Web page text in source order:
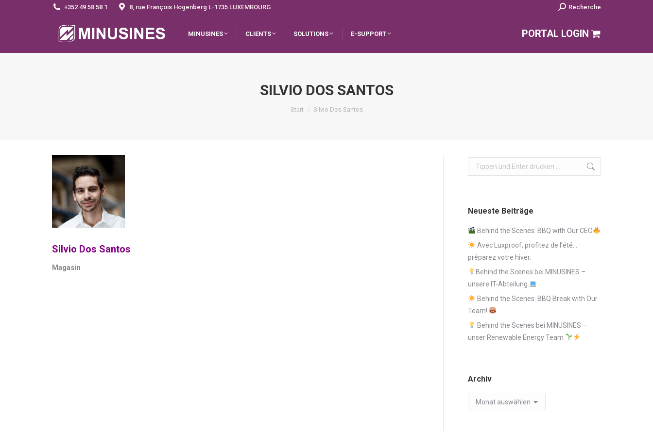
+352 49 58 58 1 8, rue François Hogenberg L-1735 LUXEMBOURG Search:Recherche
MINUSINES CLIENTS SOLUTIONS E-SUPPORT PORTAL LOGIN
SILVIO DOS SANTOS
Sie befinden sich hier:
Start Silvio Dos Santos
Silvio Dos Santos
Magasin
Search:
Neueste Beiträge
Behind the Scenes: BBQ with Our CEO
Avec Luxproof, profitez de l’été…
préparez votre hiver.
Behind the Scenes bei MINUSINES –
unsere IT-Abteilung
Behind the Scenes: BBQ Break with Our
Team!
Behind the Scenes bei MINUSINES –
unser Renewable Energy Team
Archiv
Archiv